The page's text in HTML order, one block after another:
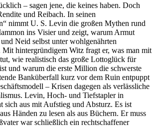
– sagen jene, die keines haben. Doch
und Reibach. In seinen
nimmt U. S. Levin die großen Mythen rund
ins Visier und zeigt, warum Armut
Neid selbst unter wohlgenährten
Mit hintergründigem Witz fragt er, was man mit
wie realistisch das große Lottoglück für
und warum die erste Million die schwerste
Banküberfall kurz vor dem Ruin entpuppt
– Krisen dagegen als verlässliche
Levin, Hoch- und Tiefstapler in
sich aus mit Aufstieg und Absturz. Es ist
Händen zu lesen als aus Büchern. Er muss
war schließlich ein rechtschaffener